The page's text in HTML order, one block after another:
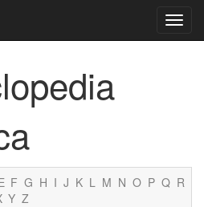
F G H I J K L M N O P Q R
Y Z